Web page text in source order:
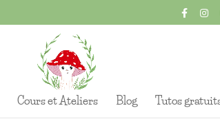
Cours et Ateliers Blog Tutos